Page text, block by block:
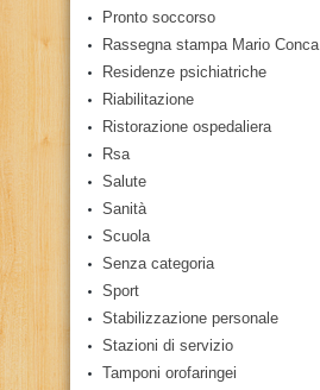
Pronto soccorso
Rassegna stampa Mario Conca
Residenze psichiatriche
Riabilitazione
Ristorazione ospedaliera
Rsa
Salute
Sanità
Scuola
Senza categoria
Sport
Stabilizzazione personale
Stazioni di servizio
Tamponi orofaringei